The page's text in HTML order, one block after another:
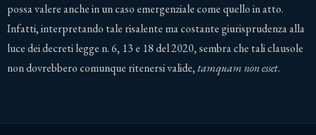
possa valere anche in un caso emergenziale come quello in atto.
Infatti, interpretando tale risalente ma costante giurisprudenza alla
luce dei decreti legge n. 6, 13 e 18 del 2020, sembra che tali clausole
non dovrebbero comunque ritenersi valide,tamquam non esset.